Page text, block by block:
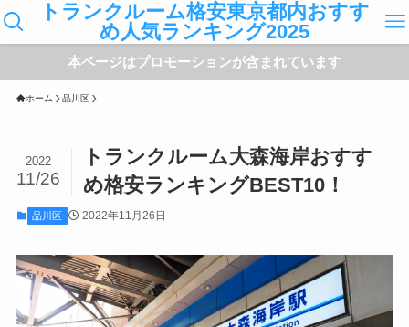
トランクルーム格安東京都内おすす
め人気ランキング2025
本ページはプロモーションが含まれています
ホーム 品川区
トランクルーム大森海岸おすす
め格安ランキングBEST10！
2022
11/26
品川区 2022年11月26日